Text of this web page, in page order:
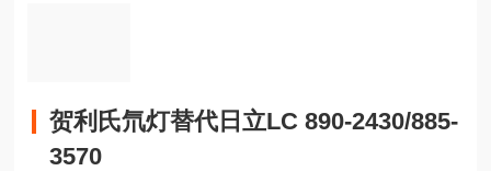
贺利氏氘灯替代日立LC 890-2430/885-
3570